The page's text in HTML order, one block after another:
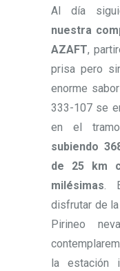
Al día
nuestra
AZAFT,
prisa pero
enorme
333-107 se
en el
subiendo
de 25 km
milésimas.
disfrutar de
Pirineo
la estación